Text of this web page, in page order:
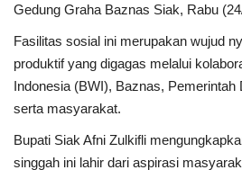
Gedung Graha Baznas Siak, Rabu
Fasilitas sosial ini merupakan wujud
produktif yang digagas melalui
Indonesia (BWI), Baznas, Pemerintah
serta masyarakat.
Bupati Siak Afni Zulkifli
singgah ini lahir dari aspirasi